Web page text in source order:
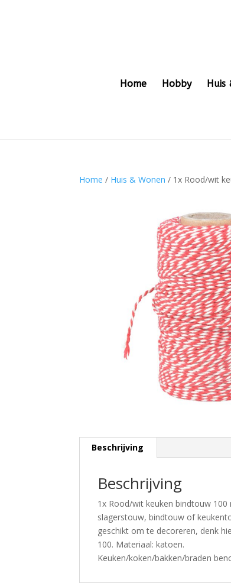
Home Hobby Huis
Home / Huis & Wonen / 1x Rood/wit
Beschrijving
Beschrijving
1x Rood/wit keuken bindtouw
slagerstouw, bindtouw of
geschikt om te decoreren, denk
100. Materiaal: katoen.
Keuken/koken/bakken/braden